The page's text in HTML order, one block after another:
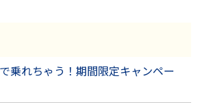
乗れちゃう！期間限定キャンペー